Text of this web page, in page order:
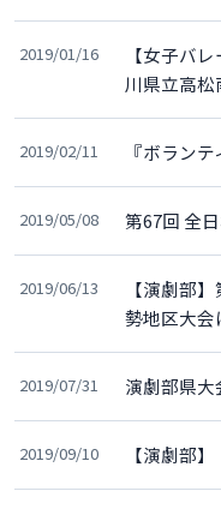
2019/01/16
【女子バ
川県立高
2019/02/11 『ボラン
2019/05/08 第67回 全
2019/06/13
【演劇部
勢地区大会
2019/07/31 演劇部県
2019/09/10 【演劇部